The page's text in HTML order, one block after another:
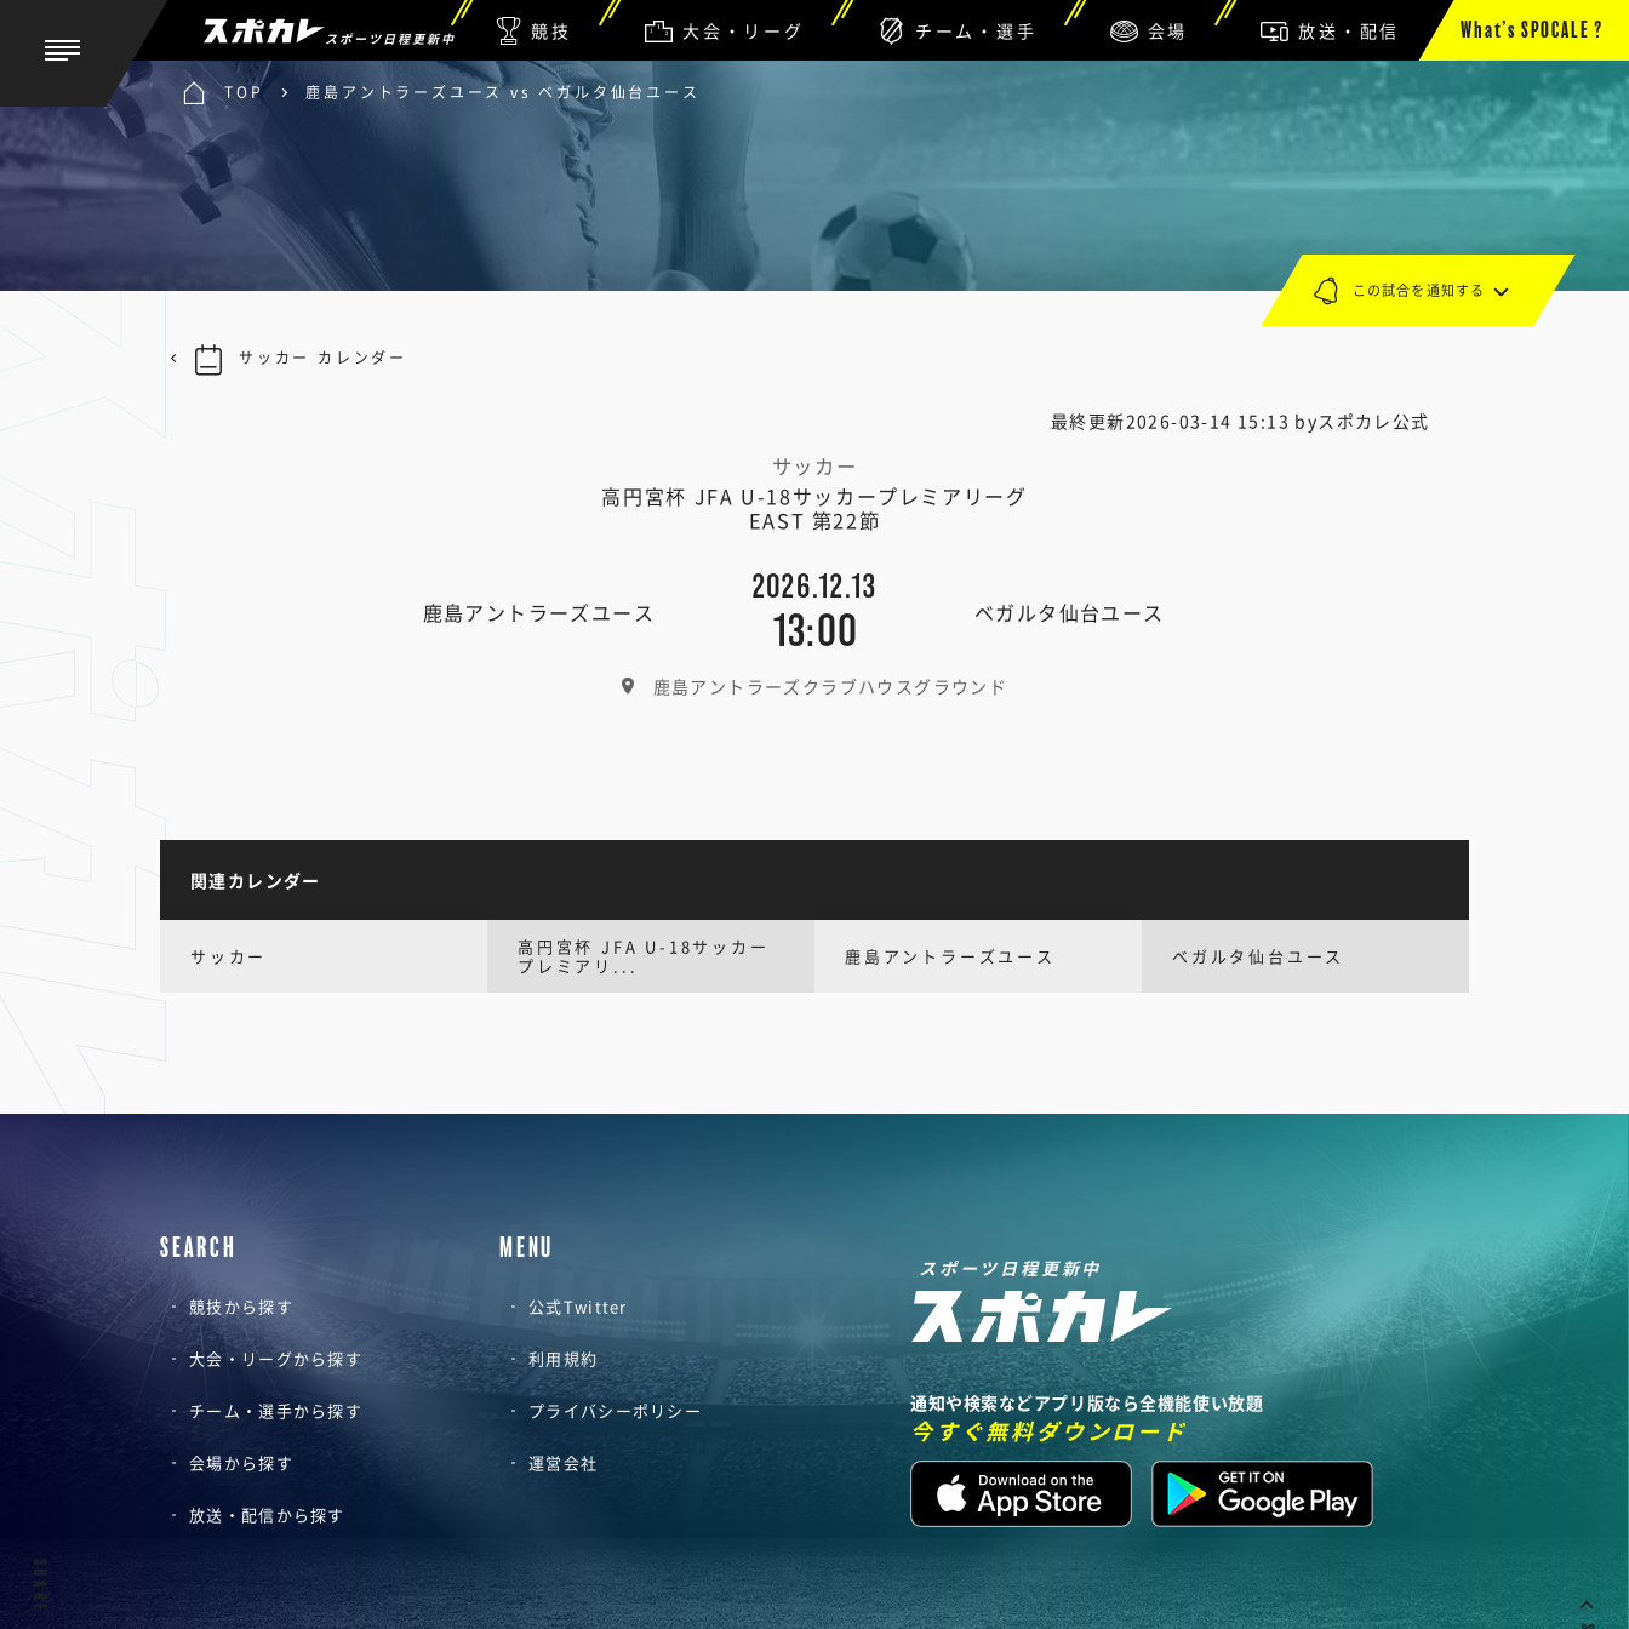
スポーツ日程更新中 競技 大会・リーグ チーム・選手 会場 放送・配信 What’s SPOCALE ?
TOP 鹿島アントラーズユース vs ベガルタ仙台ユース
最終更新2026-03-14 15:13 byスポカレ公式
サッカー
高円宮杯 JFA U-18サッカープレミアリーグ
EAST 第22節
鹿島アントラーズユース
2026.12.13
13:00 ベガルタ仙台ユース
鹿島アントラーズクラブハウスグラウンド
この試合を通知する
サッカー カレンダー
関連カレンダー
サッカー
高円宮杯 JFA U-18サッカー
プレミアリ...
鹿島アントラーズユース ベガルタ仙台ユース
SEARCH
競技から探す
大会・リーグから探す
チーム・選手から探す
会場から探す
放送・配信から探す
MENU
公式Twitter
利用規約
プライバシーポリシー
運営会社
スポーツ日程更新中
通知や検索などアプリ版なら全機能使い放題
今すぐ無料ダウンロード
SHARE